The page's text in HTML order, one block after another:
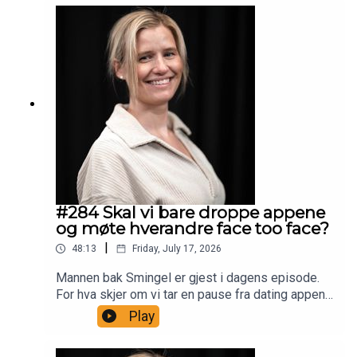
#284 Skal vi bare droppe appene
og møte hverandre face too face?
48:13 | Friday, July 17, 2026
Mannen bak Smingel er gjest i dagens episode.
For hva skjer om vi tar en pause fra dating appene
og begynner å møte hverandre på singel
arrangementer istedenfor? Martin som er mannen
bak Smingel forteller om at det har blitt flere par
Play